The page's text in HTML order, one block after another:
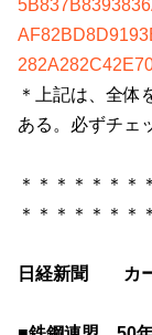
＊上記は、全体
ある。必ずチェ
＊＊＊＊＊＊＊
＊＊＊＊＊＊＊
日経新聞 カー